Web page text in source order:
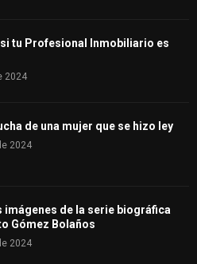
tu Profesional Inmobiliario es
2024
de una mujer que se hizo ley
2024
imágenes de la serie biográfica
Gómez Bolaños
2024